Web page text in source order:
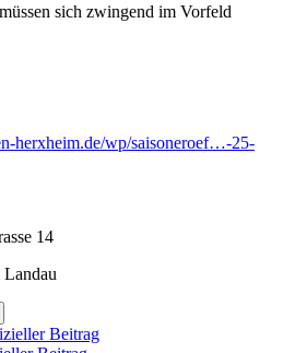
sich zwingend im Vorfeld
herxheim.de/wp/saisoneroef…-25-
14
Beitrag